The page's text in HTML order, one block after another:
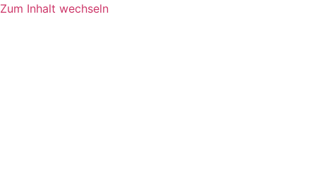
Zum Inhalt wechseln